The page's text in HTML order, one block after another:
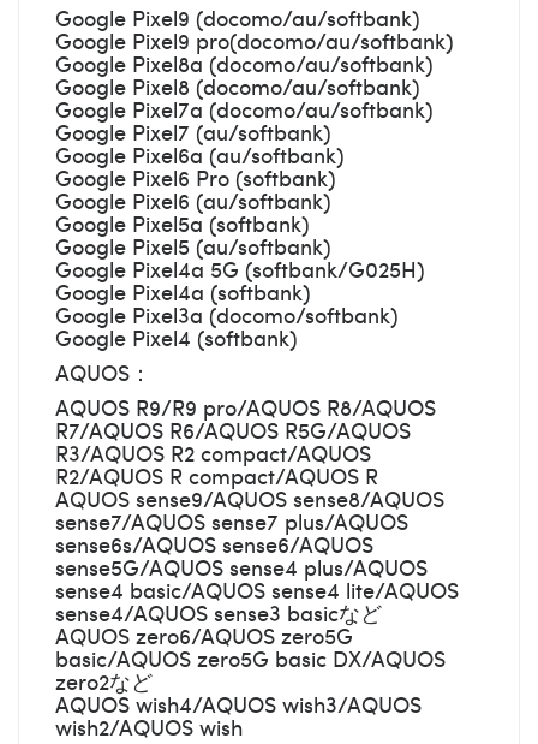
Google Pixel9 (docomo/au/softbank)
Google Pixel9 pro(docomo/au/softbank)
Google Pixel8a (docomo/au/softbank)
Google Pixel8 (docomo/au/softbank)
Google Pixel7a (docomo/au/softbank)
Google Pixel7 (au/softbank)
Google Pixel6a (au/softbank)
Google Pixel6 Pro (softbank)
Google Pixel6 (au/softbank)
Google Pixel5a (softbank)
Google Pixel5 (au/softbank)
Google Pixel4a 5G (softbank/G025H)
Google Pixel4a (softbank)
Google Pixel3a (docomo/softbank)
Google Pixel4 (softbank)
AQUOS：
AQUOS R9/R9 pro/AQUOS R8/AQUOS
R7/AQUOS R6/AQUOS R5G/AQUOS
R3/AQUOS R2 compact/AQUOS
R2/AQUOS R compact/AQUOS R
AQUOS sense9/AQUOS sense8/AQUOS
sense7/AQUOS sense7 plus/AQUOS
sense6s/AQUOS sense6/AQUOS
sense5G/AQUOS sense4 plus/AQUOS
sense4 basic/AQUOS sense4 lite/AQUOS
sense4/AQUOS sense3 basicなど
AQUOS zero6/AQUOS zero5G
basic/AQUOS zero5G basic DX/AQUOS
zero2など
AQUOS wish4/AQUOS wish3/AQUOS
wish2/AQUOS wish